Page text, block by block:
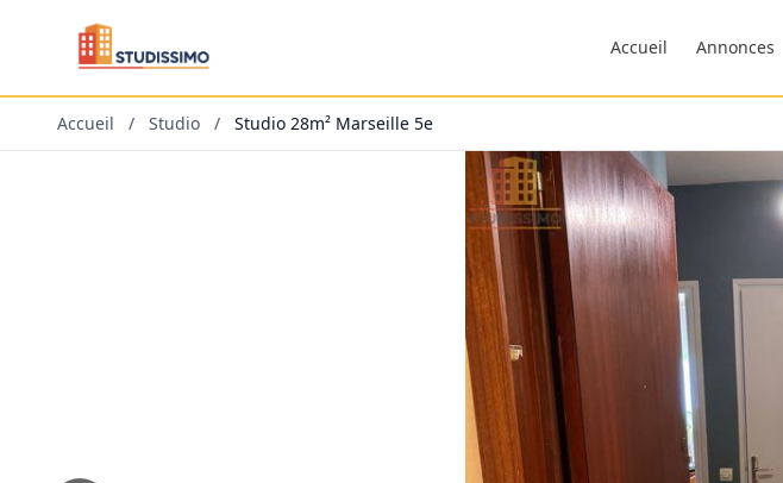
Accueil Annonces
Accueil / Studio / Studio 28m² Marseille 5e